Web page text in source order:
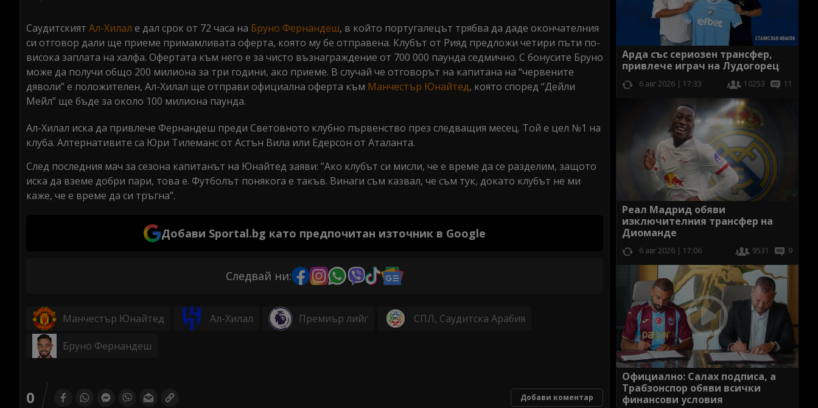
Саудитският Ал-Хилал е дал срок от 72 часа на Бруно Фернандеш, в който португалецът трябва да даде окончателния
си отговор дали ще приеме примамливата оферта, която му бе отправена. Клубът от Рияд предложи четири пъти по-
висока заплата на халфа. Офертата към него е за чисто възнаграждение от 700 000 паунда седмично. С бонусите Бруно
може да получи общо 200 милиона за три години, ако приеме. В случай че отговорът на капитана на “червените
дяволи” е положителен, Ал-Хилал ще отправи официална оферта към Манчестър Юнайтед, която според “Дейли
Мейл” ще бъде за около 100 милиона паунда.
Ал-Хилал иска да привлече Фернандеш преди Световното клубно първенство през следващия месец. Той е цел №1 на
клуба. Алтернативите са Юри Тилеманс от Астън Вила или Едерсон от Аталанта.
След последния мач за сезона капитанът на Юнайтед заяви: ”Ако клубът си мисли, че е време да се разделим, защото
иска да вземе добри пари, това е. Футболът понякога е такъв. Винаги съм казвал, че съм тук, докато клубът не ми
каже, че е време да си тръгна”.
Добави Sportal.bg като предпочитан източник в Google
Следвай ни:
Манчестър Юнайтед Ал-Хилал Премиър лийг СПЛ, Саудитска Арабия
Бруно Фернандеш
0 Добави коментар
Арда със сериозен трансфер,
привлече играч на Лудогорец
6 авг 2026 | 17:33 10253 11
Реал Мадрид обяви
изключителния трансфер на
Диоманде
6 авг 2026 | 17:06 9531 9
Официално: Салах подписа, а
Трабзонспор обяви всички
финансови условия